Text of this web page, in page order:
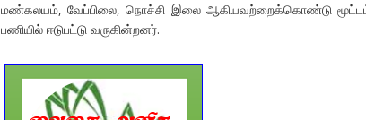
மண்கலயம், வேப்பிலை, நொச்சி இலை ஆகியவற்றைக்கொண்டு
பணியில் ஈடுபட்டு வருகின்றனர்.